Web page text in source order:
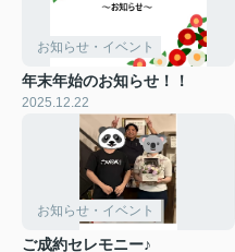
お知らせ・イベント
年末年始のお知らせ！！
2025.12.22
お知らせ・イベント
ご成約セレモニー♪